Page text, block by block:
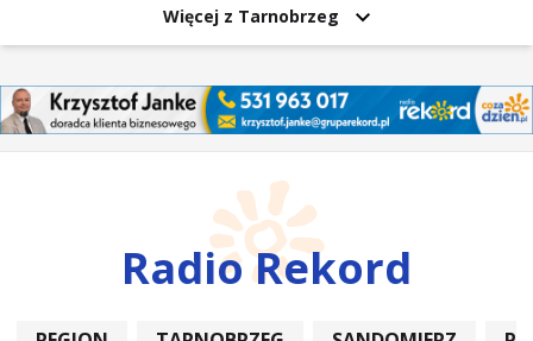
Więcej z Tarnobrzeg
Radio Rekord